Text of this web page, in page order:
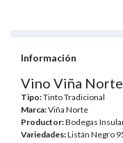
Información
Vino Viña
Tipo:Tinto Tradicional
Marca:Viña Norte
Productor:Bodegas
Variedades:Listán Negro